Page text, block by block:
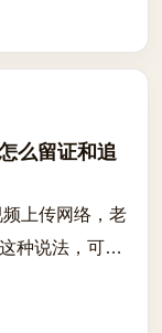
静执...
么留证和追
上传网络，老
种说法，可能
害。根据《未
应当...